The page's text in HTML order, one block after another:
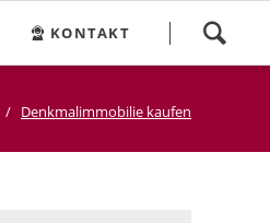
überspringen
KONTAKT
Denkmalimmobilie kaufen